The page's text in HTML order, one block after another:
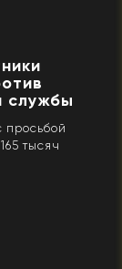
службы
тысяч